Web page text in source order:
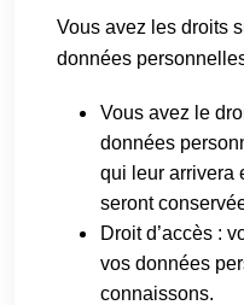
Vous avez les droits
données
Vous avez le
données
qui leur arrivera
seront
Droit d’accès :
vos données
connaissons.